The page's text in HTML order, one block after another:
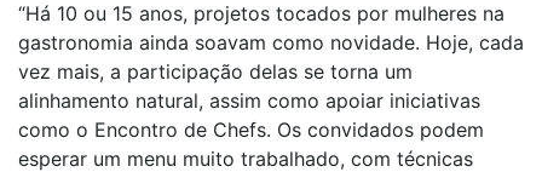
“Há 10 ou 15 anos, projetos tocados por mulheres na
gastronomia ainda soavam como novidade. Hoje, cada
vez mais, a participação delas se torna um
alinhamento natural, assim como apoiar iniciativas
como o Encontro de Chefs. Os convidados podem
esperar um menu muito trabalhado, com técnicas